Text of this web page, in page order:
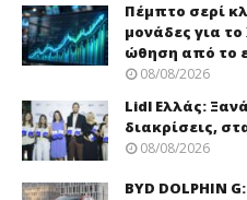
Πέμπτο σερί
μονάδες για
ώθηση από το
08/08/2026
Lidl Ελλάς:
διακρίσεις,
08/08/2026
BYD DOLPHIN